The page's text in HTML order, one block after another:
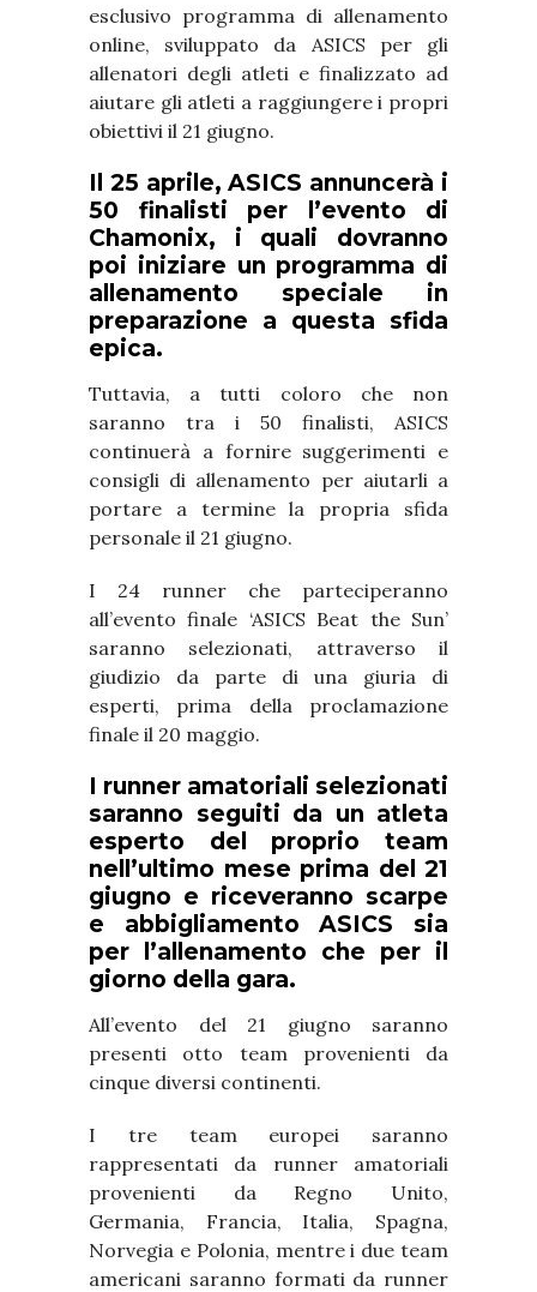
esclusivo programma di allenamento
online, sviluppato da ASICS per gli
allenatori degli atleti e finalizzato ad
aiutare gli atleti a raggiungere i propri
obiettivi il 21 giugno.
Il 25 aprile, ASICS annuncerà i
50 finalisti per l’evento di
Chamonix, i quali dovranno
poi iniziare un programma di
allenamento speciale in
preparazione a questa sfida
epica.
Tuttavia, a tutti coloro che non
saranno tra i 50 finalisti, ASICS
continuerà a fornire suggerimenti e
consigli di allenamento per aiutarli a
portare a termine la propria sfida
personale il 21 giugno.
I 24 runner che parteciperanno
all’evento finale ‘ASICS Beat the Sun’
saranno selezionati, attraverso il
giudizio da parte di una giuria di
esperti, prima della proclamazione
finale il 20 maggio.
I runner amatoriali selezionati
saranno seguiti da un atleta
esperto del proprio team
nell’ultimo mese prima del 21
giugno e riceveranno scarpe
e abbigliamento ASICS sia
per l’allenamento che per il
giorno della gara.
All’evento del 21 giugno saranno
presenti otto team provenienti da
cinque diversi continenti.
I tre team europei saranno
rappresentati da runner amatoriali
provenienti da Regno Unito,
Germania, Francia, Italia, Spagna,
Norvegia e Polonia, mentre i due team
americani saranno formati da runner